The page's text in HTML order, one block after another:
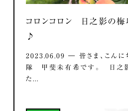
コロンコロン 日之影の梅
♪
2023.06.09 ― 皆さま、こんに
隊 甲斐未有希です。 日之影
た...